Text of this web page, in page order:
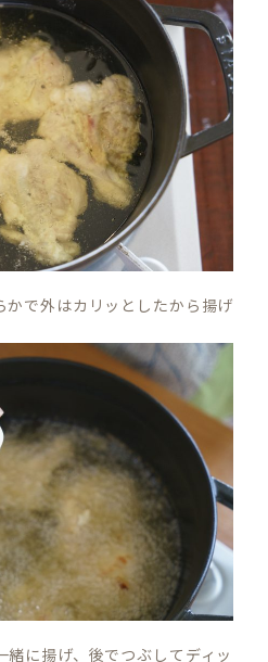
かで外はカリッとしたから揚げ
に揚げ、後でつぶしてディッ